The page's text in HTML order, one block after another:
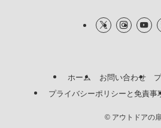
ホーム お問い合わせ
プライバシーポリシーと免責事
©アウトドアの